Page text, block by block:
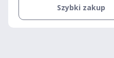
Szybki zakup